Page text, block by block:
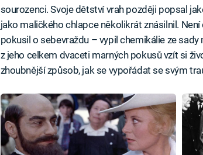
sourozenci. Svoje dětství vrah později popsal
jako maličkého chlapce několikrát znásilnil. Není
pokusil o sebevraždu – vypil chemikálie ze
z jeho celkem dvaceti marných pokusů vzít si
zhoubnější způsob, jak se vypořádat se svým